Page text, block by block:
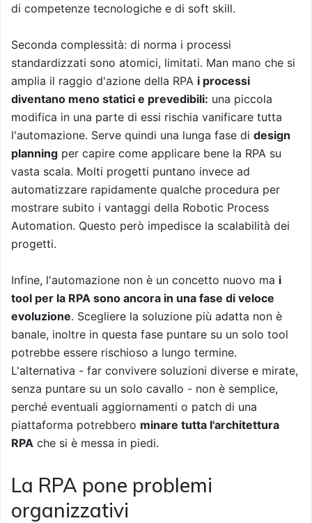
di competenze tecnologiche e di soft skill.
Seconda complessità: di norma i processi
standardizzati sono atomici, limitati. Man mano che si
amplia il raggio d'azione della RPA i processi
diventano meno statici e prevedibili: una piccola
modifica in una parte di essi rischia vanificare tutta
l'automazione. Serve quindi una lunga fase di design
planning per capire come applicare bene la RPA su
vasta scala. Molti progetti puntano invece ad
automatizzare rapidamente qualche procedura per
mostrare subito i vantaggi della Robotic Process
Automation. Questo però impedisce la scalabilità dei
progetti.
Infine, l'automazione non è un concetto nuovo ma i
tool per la RPA sono ancora in una fase di veloce
evoluzione. Scegliere la soluzione più adatta non è
banale, inoltre in questa fase puntare su un solo tool
potrebbe essere rischioso a lungo termine.
L'alternativa - far convivere soluzioni diverse e mirate,
senza puntare su un solo cavallo - non è semplice,
perché eventuali aggiornamenti o patch di una
piattaforma potrebbero minare tutta l'architettura
RPA che si è messa in piedi.
La RPA pone problemi
organizzativi